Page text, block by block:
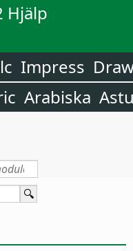
Hjälp
Impress
Arabiska